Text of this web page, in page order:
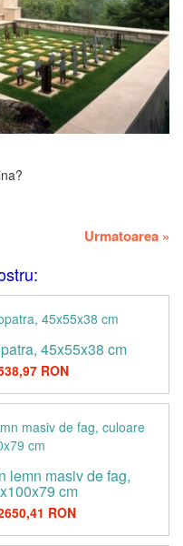
Urmatoarea »
45x55x38 cm
RON
lemn masiv de fag,
cm
RON